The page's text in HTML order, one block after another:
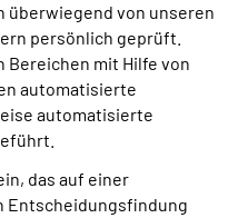
von unseren
persönlich geprüft.
mit Hilfe von
automatisierte
automatisierte
das auf einer
Entscheidungs­findung